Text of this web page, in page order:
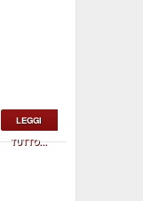
LEGGI
TUTTO...